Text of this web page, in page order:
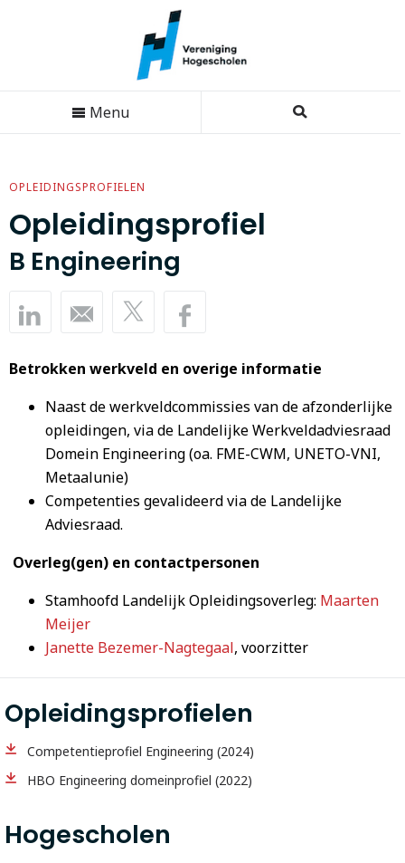
Menu
OPLEIDINGSPROFIELEN
Opleidingsprofiel
B Engineering
Betrokken werkveld en overige informatie
Naast de werkveldcommissies van de afzonderlijke
opleidingen, via de Landelijke Werkveldadviesraad
Domein Engineering (oa. FME-CWM, UNETO-VNI,
Metaalunie)
Competenties gevalideerd via de Landelijke
Adviesraad.
Overleg(gen) en contactpersonen
Stamhoofd Landelijk Opleidingsoverleg: Maarten
Meijer
Janette Bezemer-Nagtegaal, voorzitter
Opleidingsprofielen
Competentieprofiel Engineering (2024)
HBO Engineering domeinprofiel (2022)
Hogescholen